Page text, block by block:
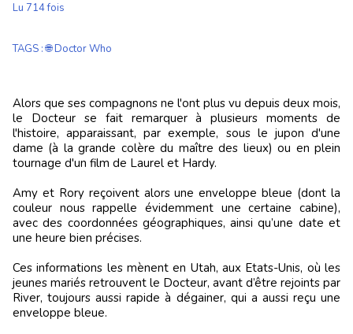
Lu 714 fois
TAGS :🌐 Doctor Who
Alors que ses compagnons ne l'ont plus vu depuis deux mois,
le Docteur se fait remarquer à plusieurs moments de
l'histoire, apparaissant, par exemple, sous le jupon d'une
dame (à la grande colère du maître des lieux) ou en plein
tournage d'un film de Laurel et Hardy.
Amy et Rory reçoivent alors une enveloppe bleue (dont la
couleur nous rappelle évidemment une certaine cabine),
avec des coordonnées géographiques, ainsi qu’une date et
une heure bien précises.
Ces informations les mènent en Utah, aux Etats-Unis, où les
jeunes mariés retrouvent le Docteur, avant d’être rejoints par
River, toujours aussi rapide à dégainer, qui a aussi reçu une
enveloppe bleue.